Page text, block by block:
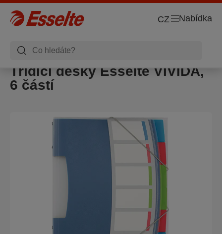
Nabídka
CZ
Třídicí desky Esselte VIVIDA,
6 částí